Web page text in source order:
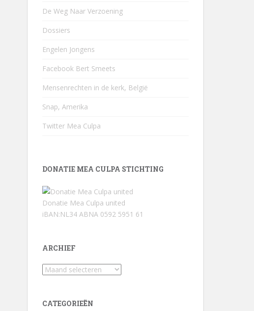
De Weg Naar Verzoening
Dossiers
Engelen Jongens
Facebook Bert Smeets
Mensenrechten in de kerk, België
Snap, Amerika
Twitter Mea Culpa
DONATIE MEA CULPA STICHTING
Donatie Mea Culpa united
iBAN:NL34 ABNA 0592 5951 61
ARCHIEF
Archief
CATEGORIEËN